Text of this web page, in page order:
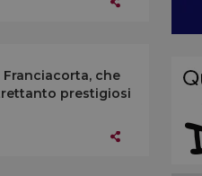
che
prestigiosi